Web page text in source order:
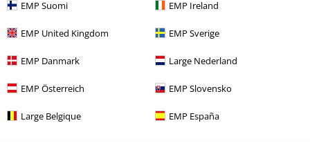
EMP Suomi EMP Ireland
EMP United Kingdom EMP Sverige
EMP Danmark Large Nederland
EMP Österreich EMP Slovensko
Large Belgique EMP España
E-Mail Newsletter
Greif einen 15%* Gutschein ab, wenn du dich